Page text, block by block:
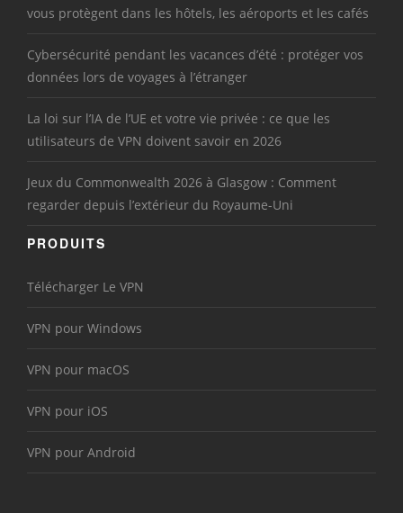
vous protègent dans les hôtels, les aéroports et les cafés
Cybersécurité pendant les vacances d’été : protéger vos
données lors de voyages à l’étranger
La loi sur l’IA de l’UE et votre vie privée : ce que les
utilisateurs de VPN doivent savoir en 2026
Jeux du Commonwealth 2026 à Glasgow : Comment
regarder depuis l’extérieur du Royaume-Uni
PRODUITS
Télécharger Le VPN
VPN pour Windows
VPN pour macOS
VPN pour iOS
VPN pour Android